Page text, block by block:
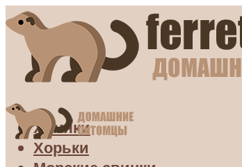
Хомяки
Хорьки